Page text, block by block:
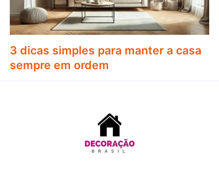
3 dicas simples para manter a casa
sempre em ordem